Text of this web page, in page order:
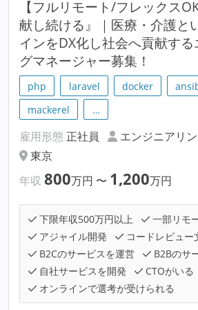
【フルリモート/フレックス
献し続ける』｜医療・介護と
インをDX化し社会へ貢献す
グマネージャー募集！
php laravel docker
mackerel
…
雇用形態 正社員
エンジニアリ
東京
年収 800万円 〜 1,200万円
下限年収500万円以上
一部リモ
アジャイル開発
コードレビュー
B2Cのサービスを運営
B2Bのサ
自社サービスを開発
CTOがいる
オンラインで選考が受けられる